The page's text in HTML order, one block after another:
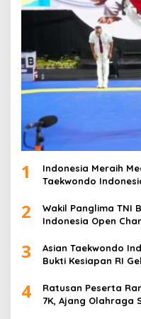
1
Indonesia Meraih
Taekwondo
2
Wakil Panglima TNI
Indonesia Open
3
Asian Taekwondo
Bukti Kesiapan RI
4
Ratusan Peserta
7K, Ajang Olahraga